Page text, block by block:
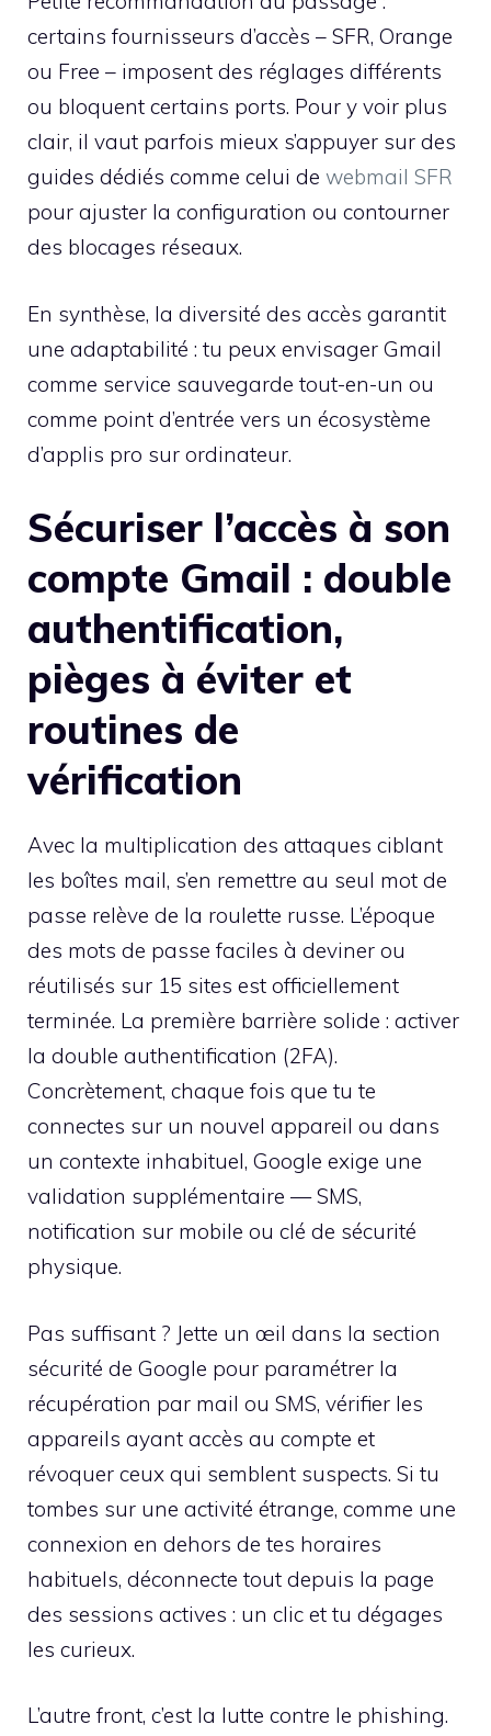
certains fournisseurs d’accès – SFR, Orange
ou Free – imposent des réglages différents
ou bloquent certains ports. Pour y voir plus
clair, il vaut parfois mieux s’appuyer sur des
guides dédiés comme celui de webmail SFR
pour ajuster la configuration ou contourner
des blocages réseaux.
En synthèse, la diversité des accès garantit
une adaptabilité : tu peux envisager Gmail
comme service sauvegarde tout-en-un ou
comme point d’entrée vers un écosystème
d’applis pro sur ordinateur.
Sécuriser l’accès à son
compte Gmail : double
authentification,
pièges à éviter et
routines de
vérification
Avec la multiplication des attaques ciblant
les boîtes mail, s’en remettre au seul mot de
passe relève de la roulette russe. L’époque
des mots de passe faciles à deviner ou
réutilisés sur 15 sites est officiellement
terminée. La première barrière solide : activer
la double authentification (2FA).
Concrètement, chaque fois que tu te
connectes sur un nouvel appareil ou dans
un contexte inhabituel, Google exige une
validation supplémentaire — SMS,
notification sur mobile ou clé de sécurité
physique.
Pas suffisant ? Jette un œil dans la section
sécurité de Google pour paramétrer la
récupération par mail ou SMS, vérifier les
appareils ayant accès au compte et
révoquer ceux qui semblent suspects. Si tu
tombes sur une activité étrange, comme une
connexion en dehors de tes horaires
habituels, déconnecte tout depuis la page
des sessions actives : un clic et tu dégages
les curieux.
L’autre front, c’est la lutte contre le phishing.